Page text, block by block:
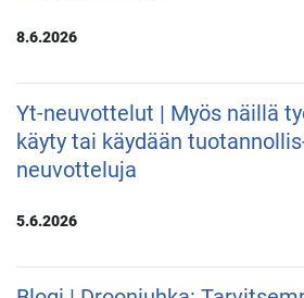
8.6.2026
Yt-neuvottelut | Myös näillä
käyty tai käydään
neuvotteluja
5.6.2026